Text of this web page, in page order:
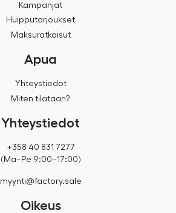
Kampanjat
Huipputarjoukset
Maksuratkaisut
Apua
Yhteystiedot
Miten tilataan?
Yhteystiedot
+358 40 831 7277
(Ma–Pe 9:00–17:00)
myynti@factory.sale
Oikeus